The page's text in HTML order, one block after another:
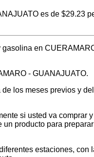
es de $29.23
en
- GUANAJUATO.
los meses previos y
si usted va
producto para
estaciones,